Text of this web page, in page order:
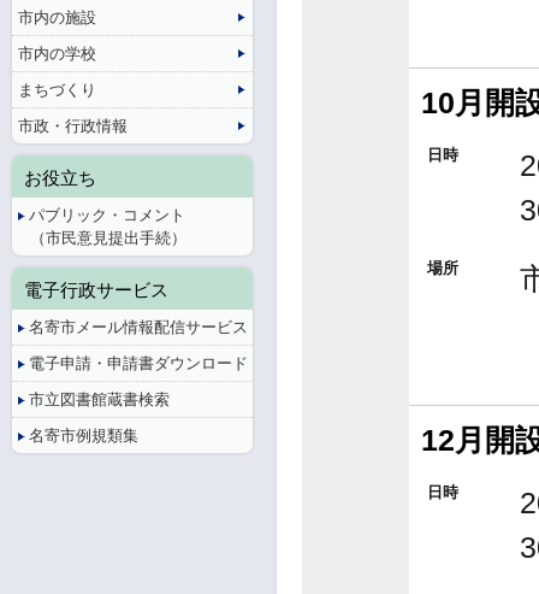
10月開
日時
場所
12月開
日時
市内の施設
市内の学校
まちづくり
市政・行政情報
お役立ち
パブリック・コメント
（市民意見提出手続）
電子行政サービス
名寄市メール情報配信サービス
電子申請・申請書ダウンロード
市立図書館蔵書検索
名寄市例規類集